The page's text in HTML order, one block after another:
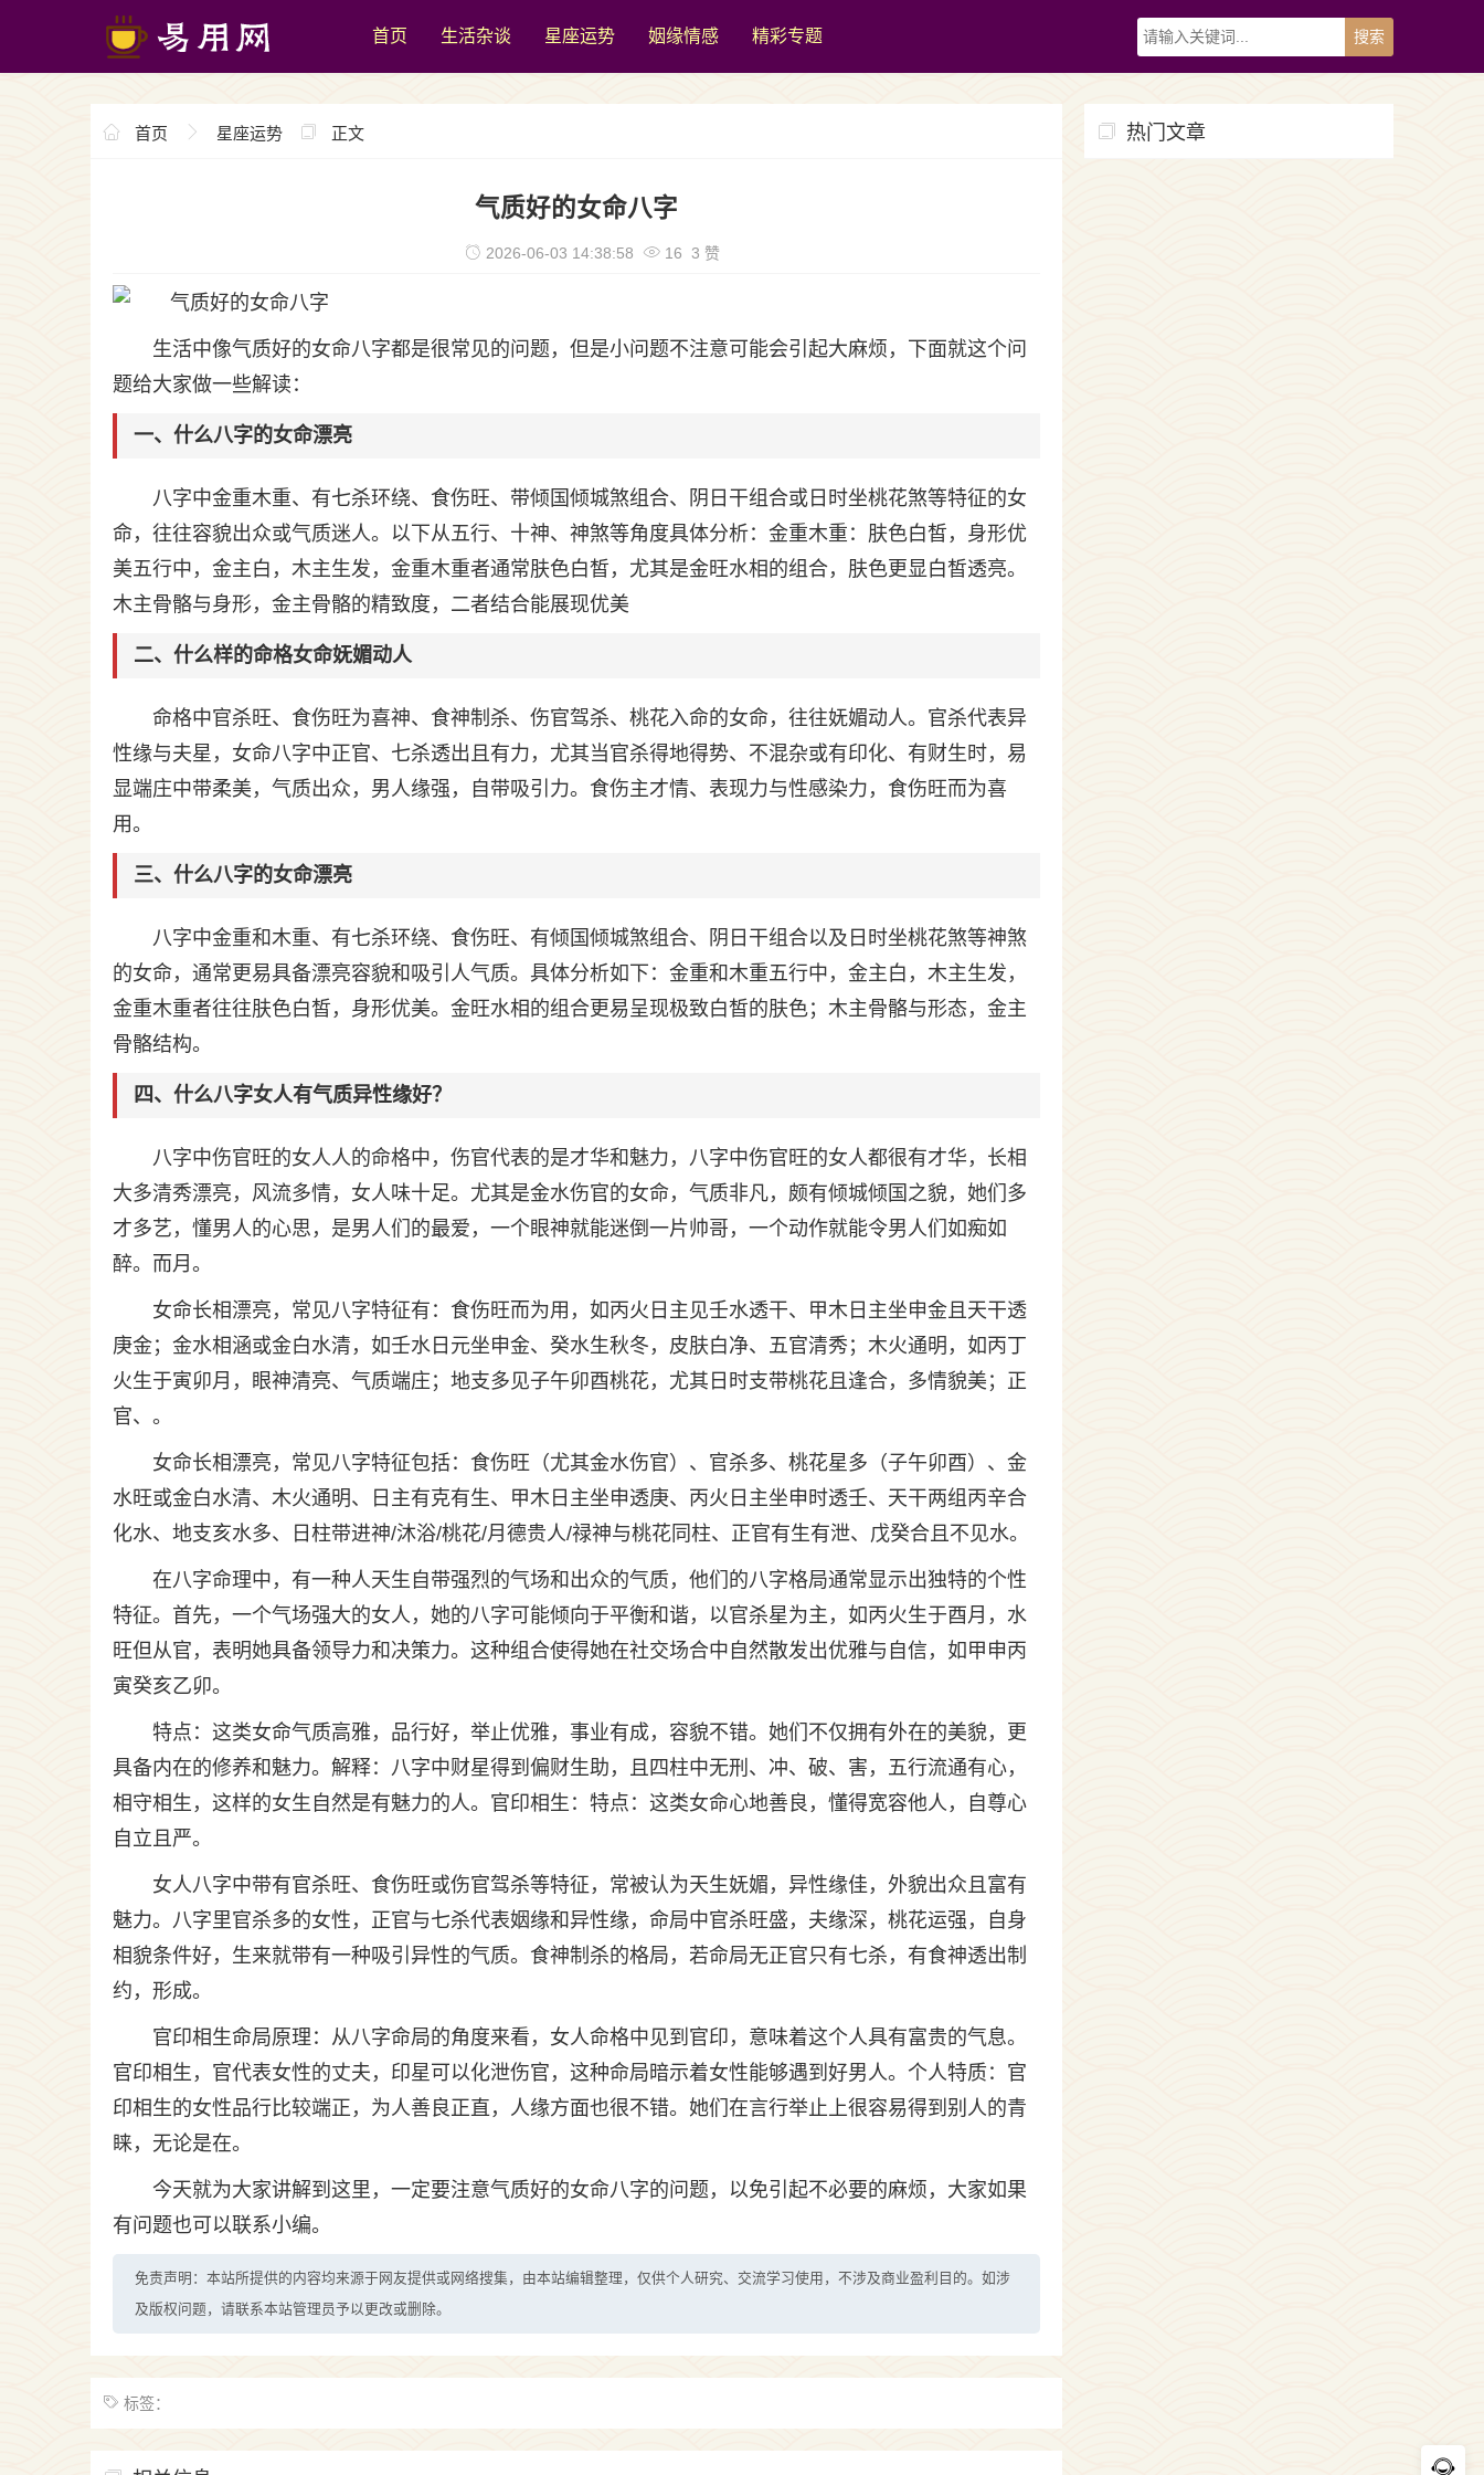
首页 生活杂谈 星座运势 姻缘情感 精彩专题
首页 星座运势 正文
气质好的女命八字
2026-06-03 14:38:58 16 3 赞
生活中像气质好的女命八字都是很常见的问题，但是小问题不注意可能会引起大麻烦，下面就这个问
题给大家做一些解读：
一、什么八字的女命漂亮
八字中金重木重、有七杀环绕、食伤旺、带倾国倾城煞组合、阴日干组合或日时坐桃花煞等特征的女
命，往往容貌出众或气质迷人。以下从五行、十神、神煞等角度具体分析：金重木重：肤色白皙，身形优
美五行中，金主白，木主生发，金重木重者通常肤色白皙，尤其是金旺水相的组合，肤色更显白皙透亮。
木主骨骼与身形，金主骨骼的精致度，二者结合能展现优美
二、什么样的命格女命妩媚动人
命格中官杀旺、食伤旺为喜神、食神制杀、伤官驾杀、桃花入命的女命，往往妩媚动人。官杀代表异
性缘与夫星，女命八字中正官、七杀透出且有力，尤其当官杀得地得势、不混杂或有印化、有财生时，易
显端庄中带柔美，气质出众，男人缘强，自带吸引力。食伤主才情、表现力与性感染力，食伤旺而为喜
用。
三、什么八字的女命漂亮
八字中金重和木重、有七杀环绕、食伤旺、有倾国倾城煞组合、阴日干组合以及日时坐桃花煞等神煞
的女命，通常更易具备漂亮容貌和吸引人气质。具体分析如下：金重和木重五行中，金主白，木主生发，
金重木重者往往肤色白皙，身形优美。金旺水相的组合更易呈现极致白皙的肤色；木主骨骼与形态，金主
骨骼结构。
四、什么八字女人有气质异性缘好？
八字中伤官旺的女人人的命格中，伤官代表的是才华和魅力，八字中伤官旺的女人都很有才华，长相
大多清秀漂亮，风流多情，女人味十足。尤其是金水伤官的女命，气质非凡，颇有倾城倾国之貌，她们多
才多艺，懂男人的心思，是男人们的最爱，一个眼神就能迷倒一片帅哥，一个动作就能令男人们如痴如
醉。而月。
女命长相漂亮，常见八字特征有：食伤旺而为用，如丙火日主见壬水透干、甲木日主坐申金且天干透
庚金；金水相涵或金白水清，如壬水日元坐申金、癸水生秋冬，皮肤白净、五官清秀；木火通明，如丙丁
火生于寅卯月，眼神清亮、气质端庄；地支多见子午卯酉桃花，尤其日时支带桃花且逢合，多情貌美；正
官、。
女命长相漂亮，常见八字特征包括：食伤旺（尤其金水伤官）、官杀多、桃花星多（子午卯酉）、金
水旺或金白水清、木火通明、日主有克有生、甲木日主坐申透庚、丙火日主坐申时透壬、天干两组丙辛合
化水、地支亥水多、日柱带进神/沐浴/桃花/月德贵人/禄神与桃花同柱、正官有生有泄、戊癸合且不见水。
在八字命理中，有一种人天生自带强烈的气场和出众的气质，他们的八字格局通常显示出独特的个性
特征。首先，一个气场强大的女人，她的八字可能倾向于平衡和谐，以官杀星为主，如丙火生于酉月，水
旺但从官，表明她具备领导力和决策力。这种组合使得她在社交场合中自然散发出优雅与自信，如甲申丙
寅癸亥乙卯。
特点：这类女命气质高雅，品行好，举止优雅，事业有成，容貌不错。她们不仅拥有外在的美貌，更
具备内在的修养和魅力。解释：八字中财星得到偏财生助，且四柱中无刑、冲、破、害，五行流通有心，
相守相生，这样的女生自然是有魅力的人。官印相生：特点：这类女命心地善良，懂得宽容他人，自尊心
自立且严。
女人八字中带有官杀旺、食伤旺或伤官驾杀等特征，常被认为天生妩媚，异性缘佳，外貌出众且富有
魅力。八字里官杀多的女性，正官与七杀代表姻缘和异性缘，命局中官杀旺盛，夫缘深，桃花运强，自身
相貌条件好，生来就带有一种吸引异性的气质。食神制杀的格局，若命局无正官只有七杀，有食神透出制
约，形成。
官印相生命局原理：从八字命局的角度来看，女人命格中见到官印，意味着这个人具有富贵的气息。
官印相生，官代表女性的丈夫，印星可以化泄伤官，这种命局暗示着女性能够遇到好男人。个人特质：官
印相生的女性品行比较端正，为人善良正直，人缘方面也很不错。她们在言行举止上很容易得到别人的青
睐，无论是在。
今天就为大家讲解到这里，一定要注意气质好的女命八字的问题，以免引起不必要的麻烦，大家如果
有问题也可以联系小编。
免责声明：本站所提供的内容均来源于网友提供或网络搜集，由本站编辑整理，仅供个人研究、交流学习使用，不涉及商业盈利目的。如涉
及版权问题，请联系本站管理员予以更改或删除。
标签：
热门文章